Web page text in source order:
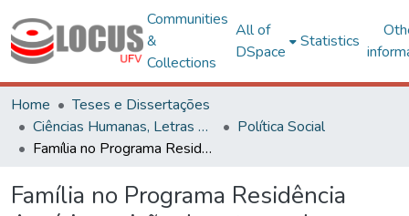
Communities
&
Collections
All of
DSpace
Statistics
Home
Teses e Dissertações
Ciências Humanas, Letras e Artes
Política Social
Família no Programa Residência Agrária: a visão dos atores da Universidade Federal do Ceará
Família no Programa Residência